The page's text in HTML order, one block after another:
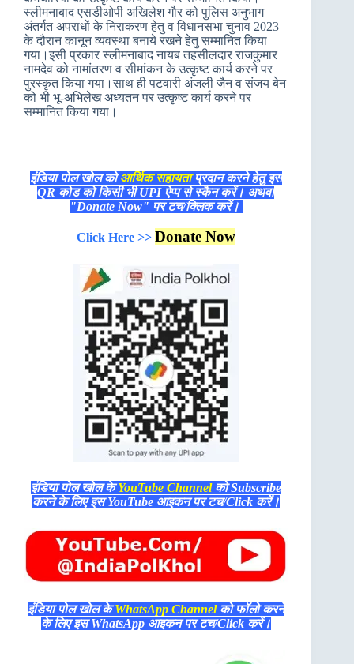
स्लीमनाबाद एसडीओपी अखिलेश गौर को पुलिस अनुभाग
अंतर्गत अपराधों के निराकरण हेतु व विधानसभा चुनाव 2023
के दौरान कानून व्यवस्था बनाये रखने हेतु सम्मानित किया
गया।इसी प्रकार स्लीमनाबाद नायब तहसीलदार राजकुमार
नामदेव को नामांतरण व सीमांकन के उत्कृष्ट कार्य करने पर
पुरस्कृत किया गया।साथ ही पटवारी अंजली जैन व संजय बेन
को भी भू-अभिलेख अध्यतन पर उत्कृष्ट कार्य करने पर
सम्मानित किया गया।
इंडिया पोल खोल कोआर्थिक सहायताप्रदान करने हेतु इस
QR कोड को किसी भी UPI ऐप्प से स्कैन करें। अथवा
"Donate Now" पर टच/क्लिक करें।
Click Here >> Donate Now
इंडिया पोल खोल केYouTube Channelको Subscribe
करने के लिए इस YouTube आइकन पर टच/Click करें।
इंडिया पोल खोल केWhatsApp Channelको फॉलो करने
के लिए इस WhatsApp आइकन पर टच/Click करें।